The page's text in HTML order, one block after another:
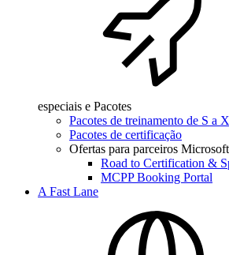
especiais e Pacotes
Pacotes de treinamento de S a
Pacotes de certificação
Ofertas para parceiros Microsoft
Road to Certification &
MCPP Booking Portal
A Fast Lane